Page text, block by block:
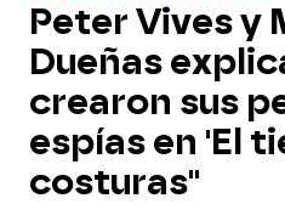
Peter Vives y
Dueñas
crearon sus
espías en 'El
costuras"